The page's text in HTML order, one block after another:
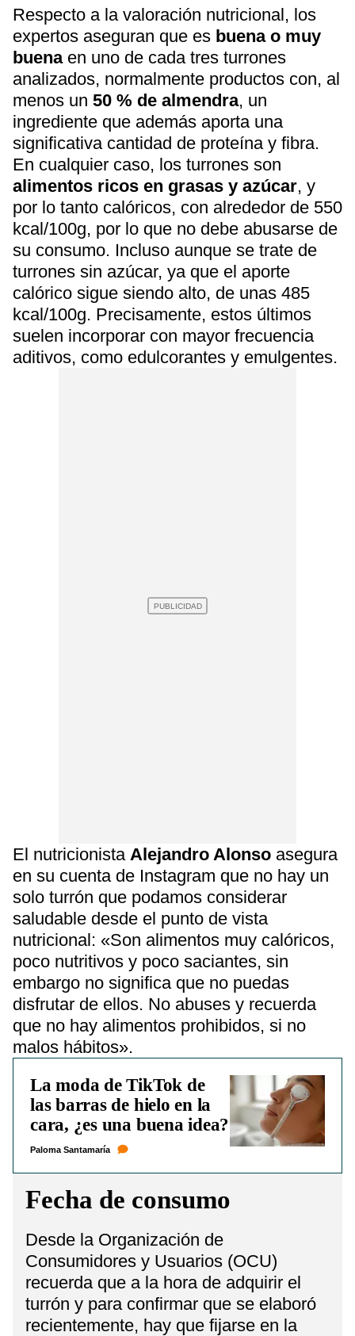
Respecto a la valoración nutricional, los
expertos aseguran que es buena o muy
buena en uno de cada tres turrones
analizados, normalmente productos con, al
menos un 50 % de almendra, un
ingrediente que además aporta una
significativa cantidad de proteína y fibra.
En cualquier caso, los turrones son
alimentos ricos en grasas y azúcar, y
por lo tanto calóricos, con alrededor de 550
kcal/100g, por lo que no debe abusarse de
su consumo. Incluso aunque se trate de
turrones sin azúcar, ya que el aporte
calórico sigue siendo alto, de unas 485
kcal/100g. Precisamente, estos últimos
suelen incorporar con mayor frecuencia
aditivos, como edulcorantes y emulgentes.
El nutricionista Alejandro Alonso asegura
en su cuenta de Instagram que no hay un
solo turrón que podamos considerar
saludable desde el punto de vista
nutricional: «Son alimentos muy calóricos,
poco nutritivos y poco saciantes, sin
embargo no significa que no puedas
disfrutar de ellos. No abuses y recuerda
que no hay alimentos prohibidos, si no
malos hábitos».
La moda de TikTok de
las barras de hielo en la
cara, ¿es una buena idea?
Paloma Santamaría
Fecha de consumo
Desde la Organización de
Consumidores y Usuarios (OCU)
recuerda que a la hora de adquirir el
turrón y para confirmar que se elaboró
recientemente, hay que fijarse en la